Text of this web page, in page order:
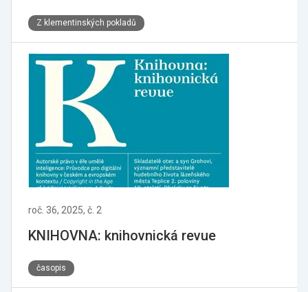
Z klementinských pokladů
roč. 36, 2025, č. 2
KNIHOVNA: knihovnická revue
časopis